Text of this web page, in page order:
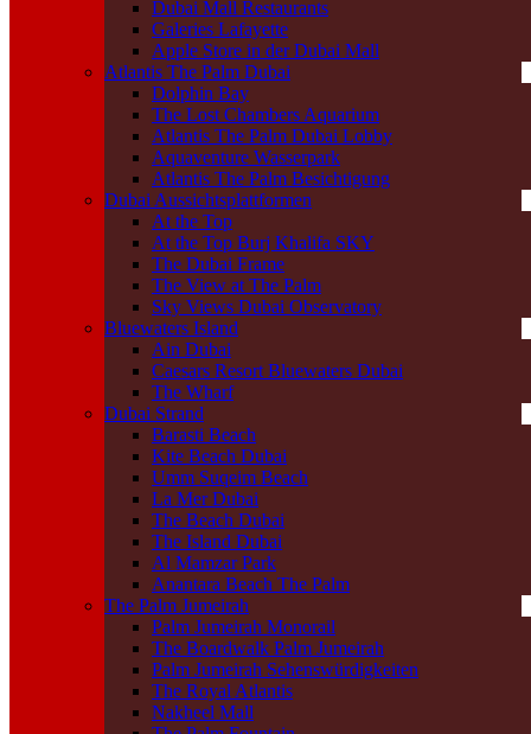
Dubai Mall Restaurants
Galeries Lafayette
Apple Store in der Dubai Mall
Atlantis The Palm Dubai
Dolphin Bay
The Lost Chambers Aquarium
Atlantis The Palm Dubai Lobby
Aquaventure Wasserpark
Atlantis The Palm Besichtigung
Dubai Aussichtsplattformen
At the Top
At the Top Burj Khalifa SKY
The Dubai Frame
The View at The Palm
Sky Views Dubai Observatory
Bluewaters Island
Ain Dubai
Caesars Resort Bluewaters Dubai
The Wharf
Dubai Strand
Barasti Beach
Kite Beach Dubai
Umm Suqeim Beach
La Mer Dubai
The Beach Dubai
The Island Dubai
Al Mamzar Park
Anantara Beach The Palm
The Palm Jumeirah
Palm Jumeirah Monorail
The Boardwalk Palm Jumeirah
Palm Jumeirah Sehenswürdigkeiten
The Royal Atlantis
Nakheel Mall